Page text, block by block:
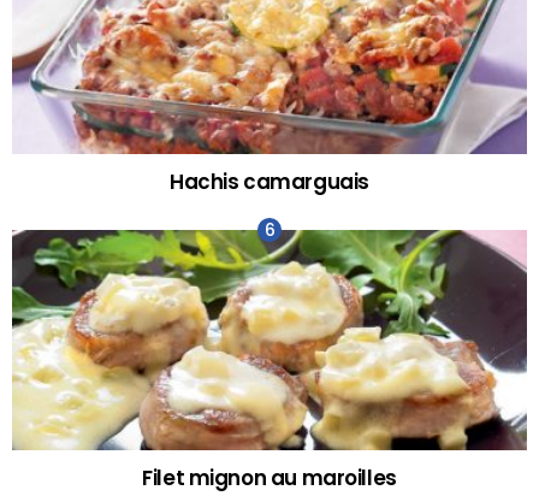
Hachis camarguais
Filet mignon au maroilles